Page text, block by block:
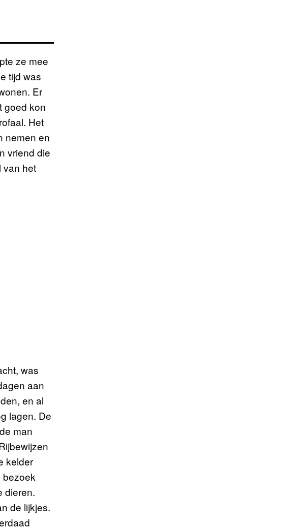
ze mee
tijd was
Er
goed kon
Het
nemen en
vriend die
van het
was
aan
en al
lagen. De
man
kelder
bezoek
dieren.
de lijkjes.